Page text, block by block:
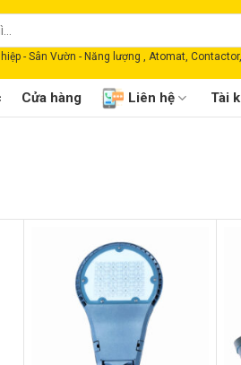
- Sân Vườn - Năng lượng , Atomat,
Cửa hàng Liên hệ Tài